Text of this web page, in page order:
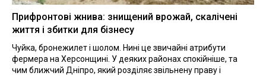
Прифронтові жнива: знищений врожай, скалічені
життя і збитки для бізнесу
Чуйка, бронежилет і шолом. Нині це звичайні атрибути
фермера на Херсонщині. У деяких районах спокійніше, та
чим ближчий Дніпро, який розділяє звільнену праву і